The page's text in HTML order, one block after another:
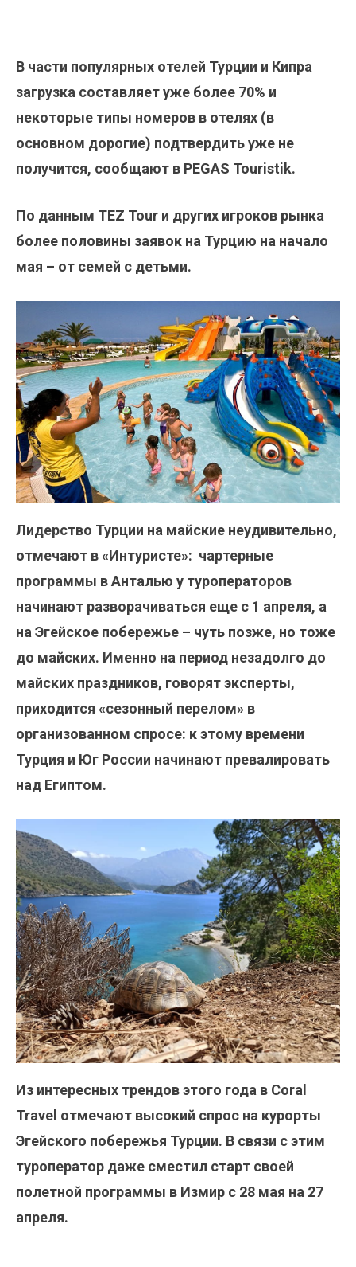
В части популярных отелей Турции и Кипра
загрузка составляет уже более 70% и
некоторые типы номеров в отелях (в
основном дорогие) подтвердить уже не
получится, сообщают в PEGAS Touristik.
По данным TEZ Tour и других игроков рынка
более половины заявок на Турцию на начало
мая – от семей с детьми.
Лидерство Турции на майские неудивительно,
отмечают в «Интуристе»: чартерные
программы в Анталью у туроператоров
начинают разворачиваться еще с 1 апреля, а
на Эгейское побережье – чуть позже, но тоже
до майских. Именно на период незадолго до
майских праздников, говорят эксперты,
приходится «сезонный перелом» в
организованном спросе: к этому времени
Турция и Юг России начинают превалировать
над Египтом.
Из интересных трендов этого года в Coral
Travel отмечают высокий спрос на курорты
Эгейского побережья Турции. В связи с этим
туроператор даже сместил старт своей
полетной программы в Измир с 28 мая на 27
апреля.